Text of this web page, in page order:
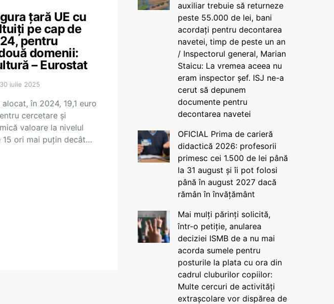
țară UE cu
pe cap de
pentru
domenii:
– Eurostat
30 iulie 2025
în 2024, 19,1 euro
cercetare și
valoare la nivelul
15 ori mai puțin decât…
auxiliar trebuie să returneze
peste 55.000 de lei, bani
acordați pentru decontarea
navetei, timp de peste un an
/ Inspectorul general, Marian
Staicu: La vremea aceea nu
eram inspector șef. ISJ ne-a
cerut să depunem
documente pentru
decontarea navetei
OFICIAL Prima de carieră
didactică 2026: profesorii
primesc cei 1.500 de lei până
la 31 august și îi pot folosi
până în august 2027 dacă
rămân în învățământ
Mai mulți părinți solicită,
într-o petiție, anularea
deciziei ISMB de a nu mai
acorda sumele pentru
posturile la plata cu ora din
cadrul cluburilor copiilor:
Multe cercuri de activități
extrașcolare vor dispărea de